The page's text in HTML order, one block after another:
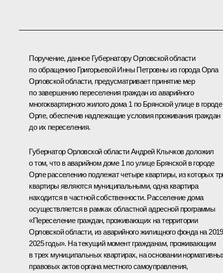
Поручение, данное Губернатору Орловской области
по обращению Григорьевой Инны Петровны из города Орла
Орловской области, предусматривает принятие мер
по завершению переселения граждан из аварийного
многоквартирного жилого дома 1 по Брянской улице в городе
Орле, обеспечив надлежащие условия проживания граждан
до их переселения.
Губернатор Орловской области Андрей Клычков доложил
о том, что в аварийном доме 1 по улице Брянской в городе
Орле расселению подлежат четыре квартиры, из которых
квартиры являются муниципальными, одна квартира
находится в частной собственности. Расселение дома
осуществляется в рамках областной адресной программы
«Переселение граждан, проживающих на территории
Орловской области, из аварийного жилищного фонда на
2025 годы». На текущий момент гражданам, проживающим
в трех муниципальных квартирах, на основании
правовых актов органа местного самоуправления,